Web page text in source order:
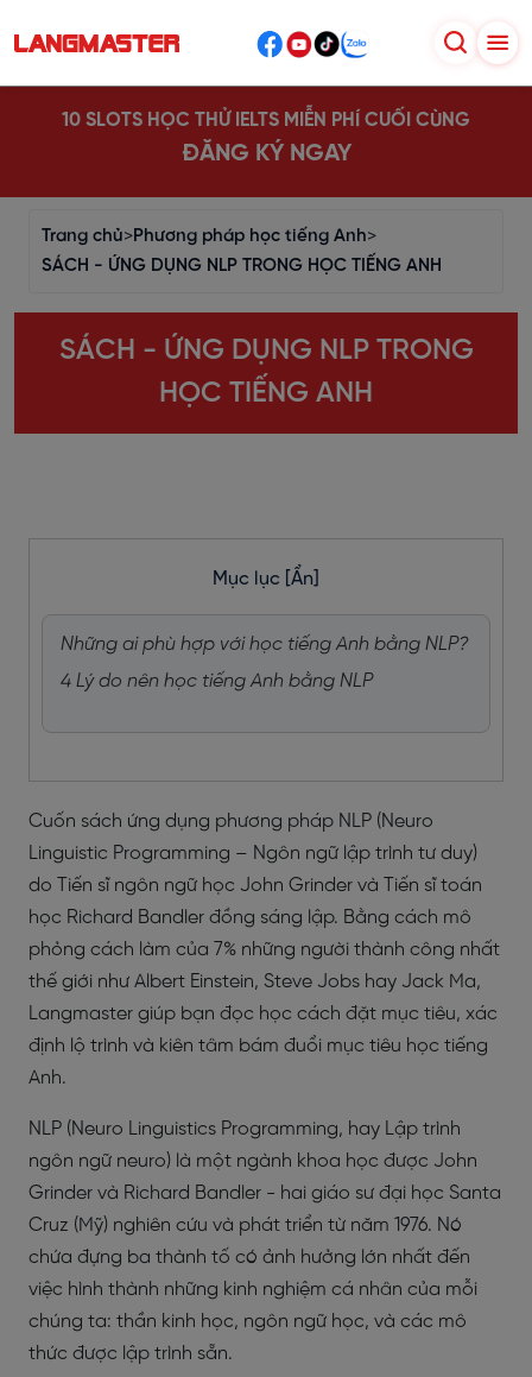
10 SLOTS HỌC THỬ IELTS MIỄN PHÍ CUỐI CÙNG
ĐĂNG KÝ NGAY
Trang chủ>Phương pháp học tiếng Anh>
SÁCH - ỨNG DỤNG NLP TRONG HỌC TIẾNG ANH
SÁCH - ỨNG DỤNG NLP TRONG
HỌC TIẾNG ANH
Mục lục [Ẩn]
Những ai phù hợp với học tiếng Anh bằng NLP?
4 Lý do nên học tiếng Anh bằng NLP
Cuốn sách ứng dụng phương pháp NLP (Neuro
Linguistic Programming – Ngôn ngữ lập trình tư duy)
do Tiến sĩ ngôn ngữ học John Grinder và Tiến sĩ toán
học Richard Bandler đồng sáng lập. Bằng cách mô
phỏng cách làm của 7% những người thành công nhất
thế giới như Albert Einstein, Steve Jobs hay Jack Ma,
Langmaster giúp bạn đọc học cách đặt mục tiêu, xác
định lộ trình và kiên tâm bám đuổi mục tiêu học tiếng
Anh.
NLP (Neuro Linguistics Programming, hay Lập trình
ngôn ngữ neuro) là một ngành khoa học được John
Grinder và Richard Bandler - hai giáo sư đại học Santa
Cruz (Mỹ) nghiên cứu và phát triển từ năm 1976. Nó
chứa đựng ba thành tố có ảnh hưởng lớn nhất đến
việc hình thành những kinh nghiệm cá nhân của mỗi
chúng ta: thần kinh học, ngôn ngữ học, và các mô
thức được lập trình sẵn.